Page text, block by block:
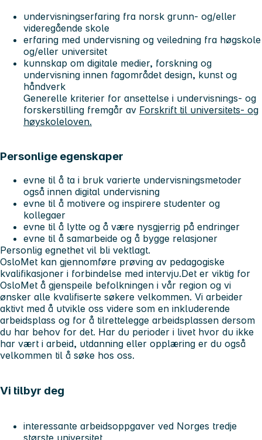
undervisningserfaring fra norsk grunn- og/eller
videregående skole
erfaring med undervisning og veiledning fra høgskole
og/eller universitet
kunnskap om digitale medier, forskning og
undervisning innen fagområdet design, kunst og
håndverk
Generelle kriterier for ansettelse i undervisnings- og
forskerstilling fremgår av Forskrift til universitets- og
høyskoleloven.
Personlige egenskaper
evne til å ta i bruk varierte undervisningsmetoder
også innen digital undervisning
evne til å motivere og inspirere studenter og
kollegaer
evne til å lytte og å være nysgjerrig på endringer
evne til å samarbeide og å bygge relasjoner
Personlig egnethet vil bli vektlagt.
OsloMet kan gjennomføre prøving av pedagogiske
kvalifikasjoner i forbindelse med intervju.Det er viktig for
OsloMet å gjenspeile befolkningen i vår region og vi
ønsker alle kvalifiserte søkere velkommen. Vi arbeider
aktivt med å utvikle oss videre som en inkluderende
arbeidsplass og for å tilrettelegge arbeidsplassen dersom
du har behov for det. Har du perioder i livet hvor du ikke
har vært i arbeid, utdanning eller opplæring er du også
velkommen til å søke hos oss.
Vi tilbyr deg
interessante arbeidsoppgaver ved Norges tredje
største universitet